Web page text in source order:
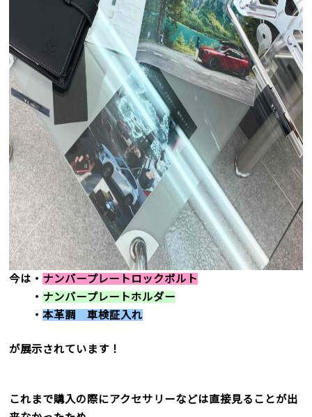
今は・ ナンバープレートロックボルト
・ ナンバープレートホルダー
・ 本革調 車検証入れ
が展示されています！
これまで購入の際にアクセサリーなどは直接見ることが出